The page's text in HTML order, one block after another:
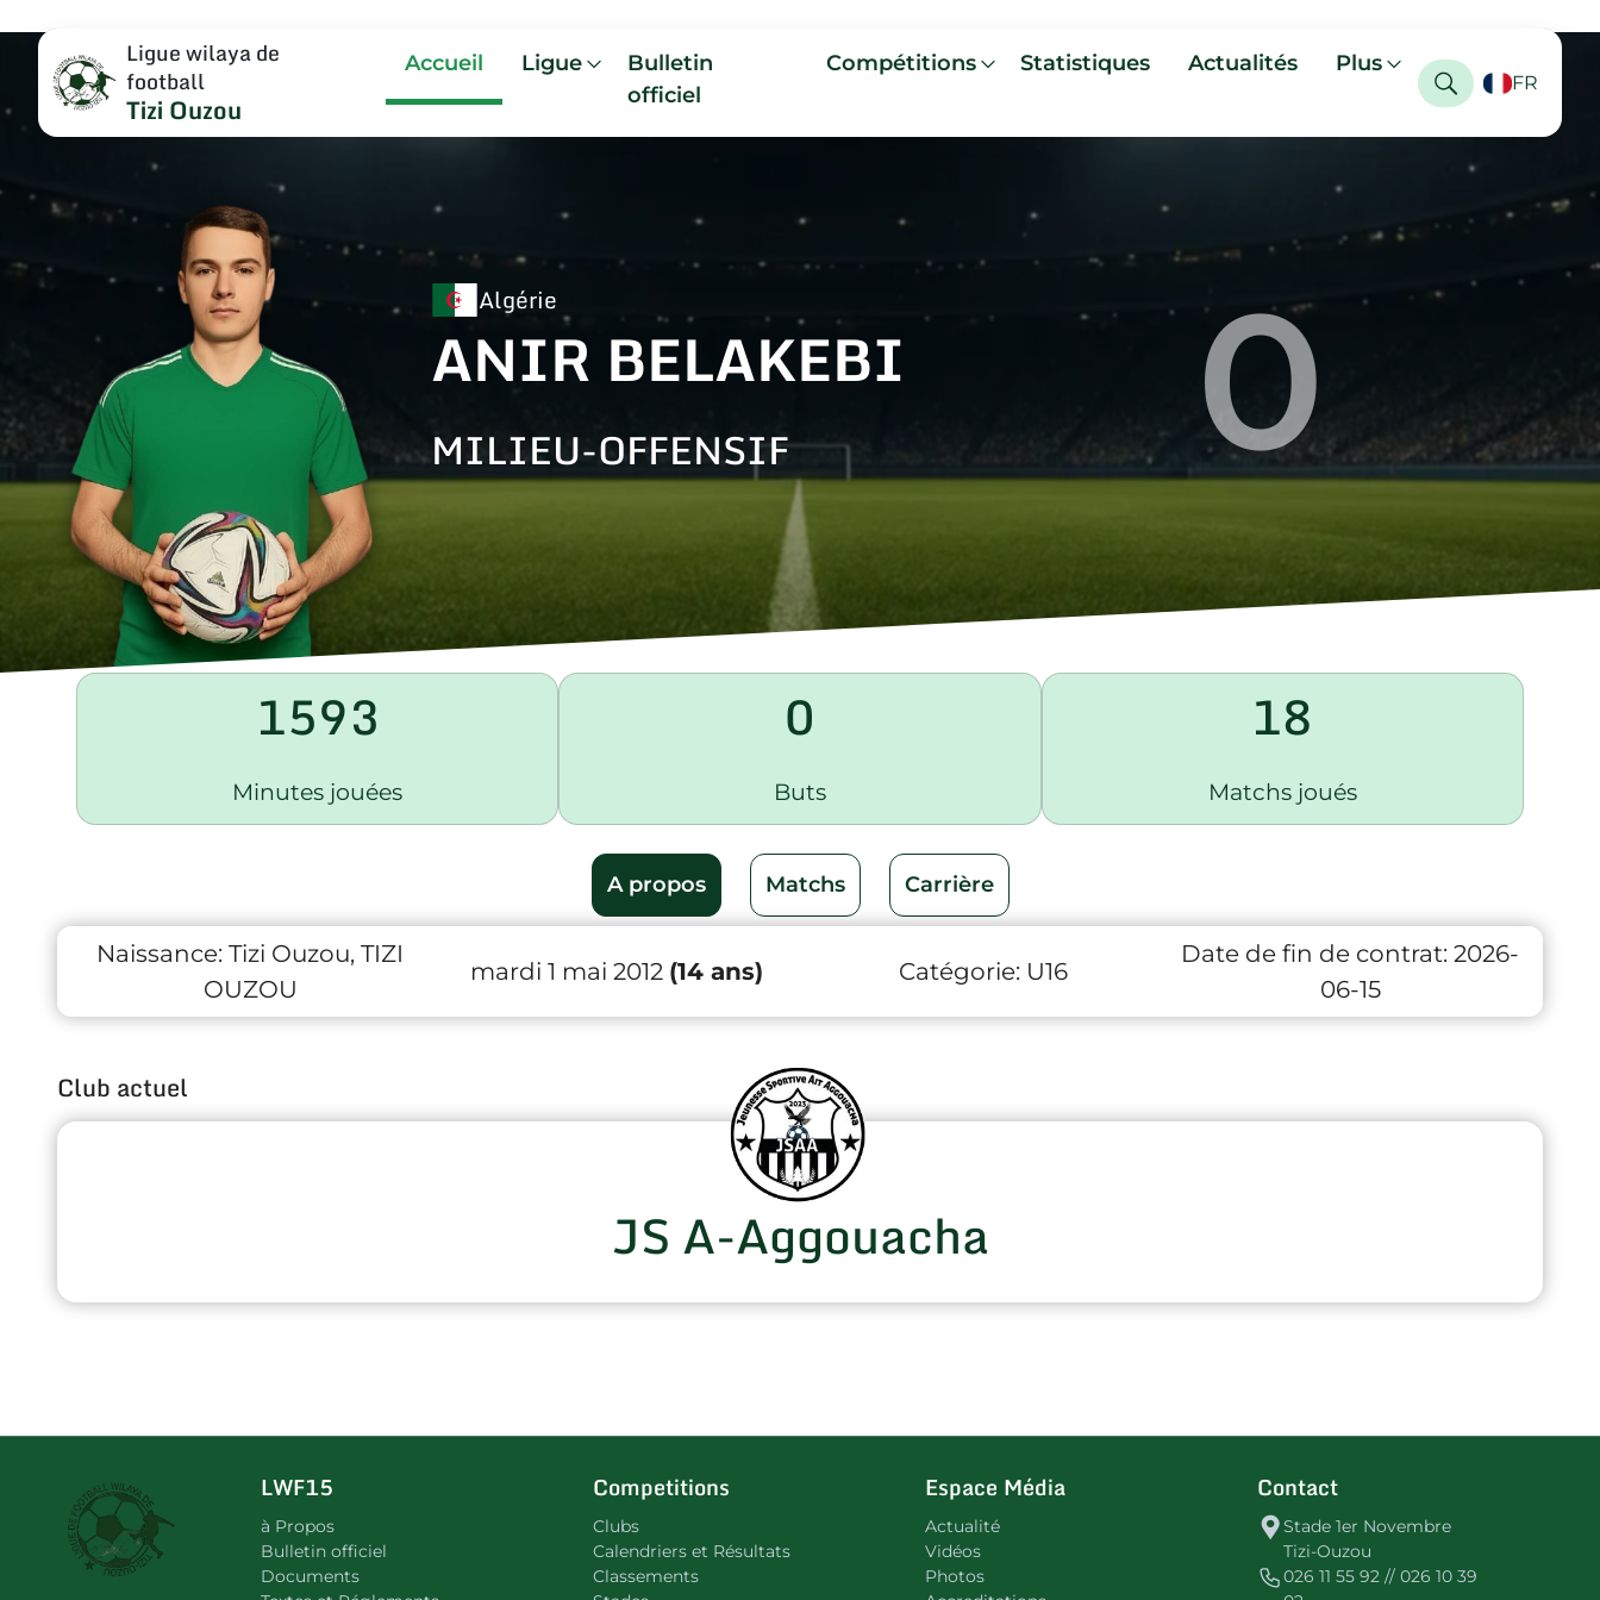
Ligue wilaya de
football
Tizi Ouzou
Accueil Ligue
Bulletin
officiel
Compétitions Statistiques Actualités Plus
FR
Algérie
ANIR BELAKEBI
MILIEU-OFFENSIF 0
1593
Minutes jouées
0
Buts
18
Matchs joués
A propos Matchs Carrière
Naissance: Tizi Ouzou, TIZI
OUZOU
mardi 1 mai 2012 (14 ans) Catégorie: U16
Date de fin de contrat: 2026-
06-15
Club actuel
JS A-Aggouacha
LWF15
à Propos
Bulletin officiel
Documents
Competitions
Clubs
Calendriers et Résultats
Classements
Espace Média
Actualité
Vidéos
Photos
Contact
Stade 1er Novembre
Tizi-Ouzou
026 11 55 92 // 026 10 39